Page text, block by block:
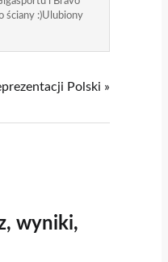
ściany :)Ulubiony
Polski »
wyniki,